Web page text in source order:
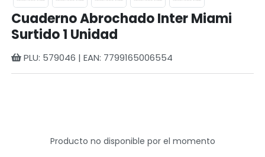
Cuaderno Abrochado Inter Miami
Surtido 1 Unidad
PLU: 579046 | EAN: 7799165006554
Producto no disponible por el momento